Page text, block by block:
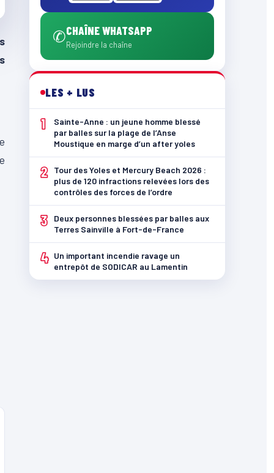
✆CHAÎNE WHATSAPP
Rejoindre la chaîne
LES + LUS
1
Sainte-Anne : un jeune homme blessé
par balles sur la plage de l’Anse
Moustique en marge d’un after yoles
2
Tour des Yoles et Mercury Beach 2026 :
plus de 120 infractions relevées lors des
contrôles des forces de l’ordre
3
Deux personnes blessées par balles aux
Terres Sainville à Fort-de-France
4 Un important incendie ravage un
entrepôt de SODICAR au Lamentin